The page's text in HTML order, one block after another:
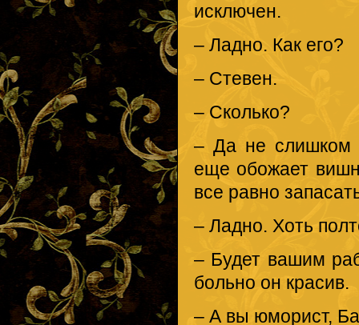
исключен.
– Ладно. Как его?
– Стевен.
– Сколько?
– Да не слишком
еще обожает
все равно
– Ладно. Хоть
– Будет вашим
больно он красив.
– А вы юморист,